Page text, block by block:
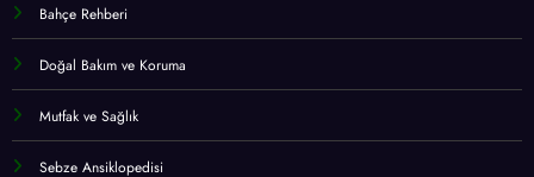
Bahçe Rehberi
Doğal Bakım ve Koruma
Mutfak ve Sağlık
Sebze Ansiklopedisi